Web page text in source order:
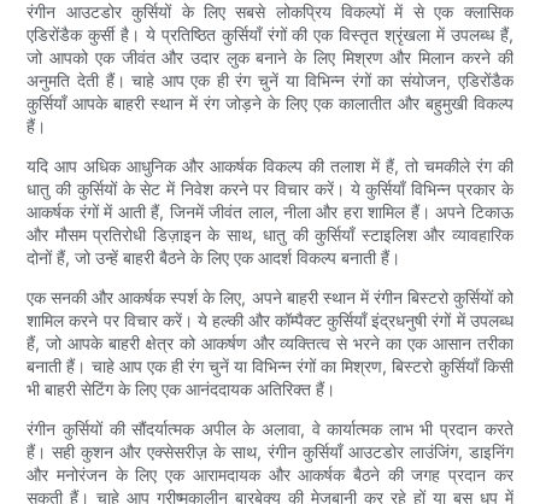
रंगीन आउटडोर कुर्सियों के लिए सबसे लोकप्रिय विकल्पों में से एक क्लासिक
एडिरोंडैक कुर्सी है। ये प्रतिष्ठित कुर्सियाँ रंगों की एक विस्तृत श्रृंखला में उपलब्ध हैं,
जो आपको एक जीवंत और उदार लुक बनाने के लिए मिश्रण और मिलान करने की
अनुमति देती हैं। चाहे आप एक ही रंग चुनें या विभिन्न रंगों का संयोजन, एडिरोंडैक
कुर्सियाँ आपके बाहरी स्थान में रंग जोड़ने के लिए एक कालातीत और बहुमुखी विकल्प
हैं।
यदि आप अधिक आधुनिक और आकर्षक विकल्प की तलाश में हैं, तो चमकीले रंग की
धातु की कुर्सियों के सेट में निवेश करने पर विचार करें। ये कुर्सियाँ विभिन्न प्रकार के
आकर्षक रंगों में आती हैं, जिनमें जीवंत लाल, नीला और हरा शामिल हैं। अपने टिकाऊ
और मौसम प्रतिरोधी डिज़ाइन के साथ, धातु की कुर्सियाँ स्टाइलिश और व्यावहारिक
दोनों हैं, जो उन्हें बाहरी बैठने के लिए एक आदर्श विकल्प बनाती हैं।
एक सनकी और आकर्षक स्पर्श के लिए, अपने बाहरी स्थान में रंगीन बिस्टरो कुर्सियों को
शामिल करने पर विचार करें। ये हल्की और कॉम्पैक्ट कुर्सियाँ इंद्रधनुषी रंगों में उपलब्ध
हैं, जो आपके बाहरी क्षेत्र को आकर्षण और व्यक्तित्व से भरने का एक आसान तरीका
बनाती हैं। चाहे आप एक ही रंग चुनें या विभिन्न रंगों का मिश्रण, बिस्टरो कुर्सियाँ किसी
भी बाहरी सेटिंग के लिए एक आनंददायक अतिरिक्त हैं।
रंगीन कुर्सियों की सौंदर्यात्मक अपील के अलावा, वे कार्यात्मक लाभ भी प्रदान करते
हैं। सही कुशन और एक्सेसरीज़ के साथ, रंगीन कुर्सियाँ आउटडोर लाउंजिंग, डाइनिंग
और मनोरंजन के लिए एक आरामदायक और आकर्षक बैठने की जगह प्रदान कर
सकती हैं। चाहे आप ग्रीष्मकालीन बारबेक्यू की मेजबानी कर रहे हों या बस धूप में